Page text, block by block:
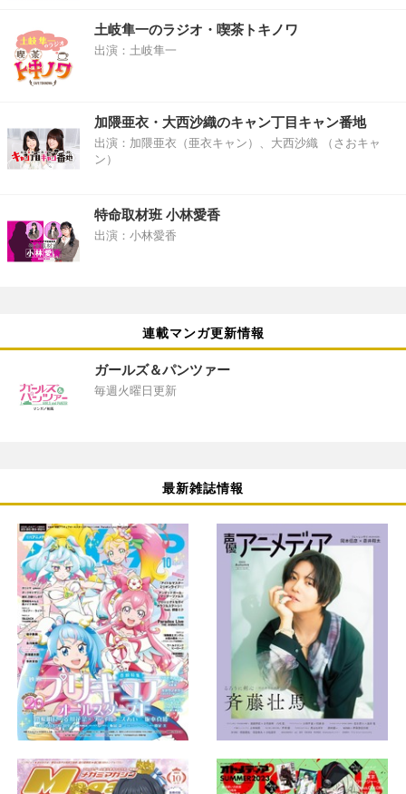
土岐隼一のラジオ・喫茶トキノワ
出演：土岐隼一
加隈亜衣・大西沙織のキャン丁目キャン番地
出演：加隈亜衣（亜衣キャン）、大西沙織 （さおキャ
ン）
特命取材班 小林愛香
出演：小林愛香
連載マンガ更新情報
ガールズ＆パンツァー
毎週火曜日更新
最新雑誌情報